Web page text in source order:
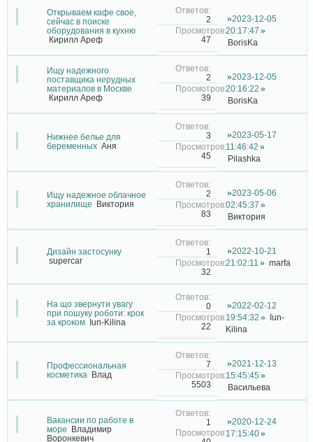
Открываем кафе свое,
сейчас в поиске
оборудования в кухню
Кирилл Ареф
2
47
2023-12-05
20:17:47
BorisKa
Ищу надежного
поставщика нерудных
материалов в Москве
Кирилл Ареф
2
39
2023-12-05
20:16:22
BorisKa
Нижнее белье для
беременных Аня
3
45
2023-05-17
11:46:42
Pilashka
Ищу надежное облачное
хранилище
Виктория
2
83
2023-05-06
02:45:37
Виктория
Дизайн застосунку
supercar
1
32
2022-10-21
21:02:11
marfa
На що звернути увагу
при пошуку роботи: крок
за кроком
Iun-Kilina
0
22
2022-02-12
19:54:32
Iun-
Kilina
Профессиональная
косметика
Влад
7
5503
2021-12-13
15:45:45
Васильева
Вакансии по работе в
море
Владимир
Воронкевич
1
2020-12-24
17:15:40